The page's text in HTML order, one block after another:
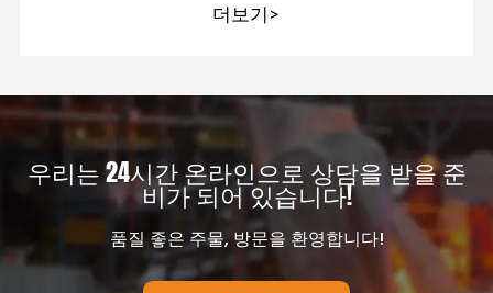
더보기>
우리는 24시간 온라인으로 상담을 받을 준
비가 되어 있습니다!
품질 좋은 주물, 방문을 환영합니다!